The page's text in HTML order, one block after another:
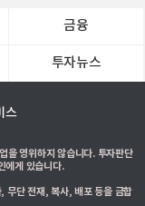
금융
투자뉴스
스
을 영위하지 않습니다. 투자판단
에게 있습니다.
무단 전재, 복사, 배포 등을 금합